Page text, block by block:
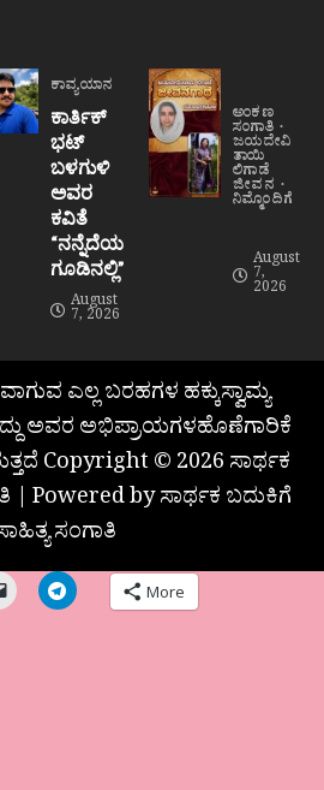
ಕಾವ್ಯಯಾನ
ಕಾರ್ತಿಕ್
ಭಟ್
ಬಳಗುಳಿ
ಅವರ
ಕವಿತೆ
“ನನ್ನೆದೆಯ
ಗೂಡಿನಲ್ಲಿ”
August
7, 2026
ಅಂಕಣ
ಸಂಗಾತಿ
ಜಯದೇವಿ
ತಾಯಿ
ಲಿಗಾಡೆ
ಜೀವನ
ನಿಮ್ಮೊಂದಿಗೆ
August
7,
2026
ಎಲ್ಲ ಬರಹಗಳ ಹಕ್ಕುಸ್ವಾಮ್ಯ
ಅವರ ಅಭಿಪ್ರಾಯಗಳಹೊಣೆಗಾರಿಕೆ
Copyright © 2026 ಸಾರ್ಥಕ
| Powered by ಸಾರ್ಥಕ ಬದುಕಿಗೆ
ಸಂಗಾತಿ
More